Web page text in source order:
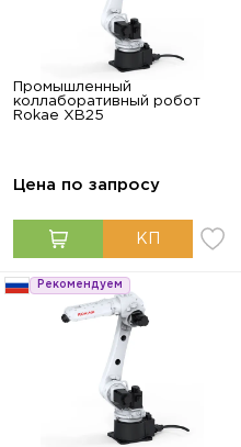
Промышленный
коллаборативный робот
Rokae XB25
Цена по запросу
Рекомендуем